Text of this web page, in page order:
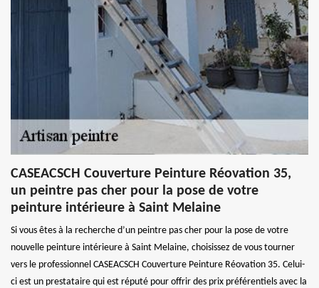
CASEACSCH Couverture Peinture Réovation 35,
un peintre pas cher pour la pose de votre
peinture intérieure à Saint Melaine
Si vous êtes à la recherche d’un peintre pas cher pour la pose de votre
nouvelle peinture intérieure à Saint Melaine, choisissez de vous tourner
vers le professionnel CASEACSCH Couverture Peinture Réovation 35. Celui-
ci est un prestataire qui est réputé pour offrir des prix préférentiels avec la